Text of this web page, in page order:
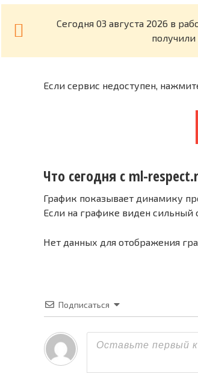
Cегодня 03 августа 2026 в
Если сервис недоступен,
Что сегодня с ml-
График показывает динамику
Если на графике виден
Нет данных для отображения
Подписаться